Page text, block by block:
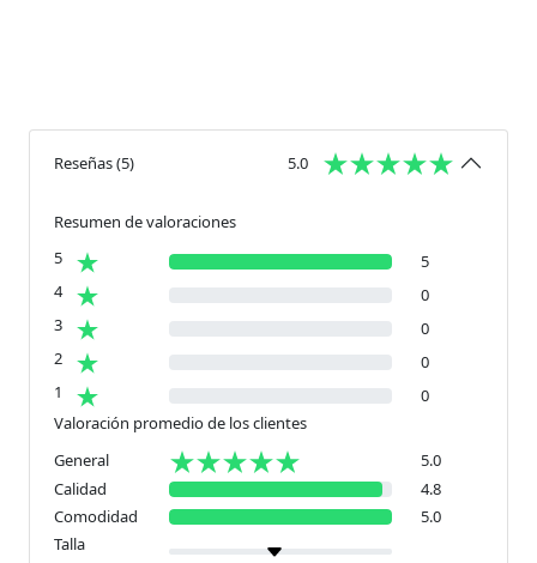
Reseñas(5) 5.0
Resumen de valoraciones
5
5
4
0
3
0
2
0
1
0
Valoración promedio de los clientes
General
5.0
Calidad
4.8
Comodidad
5.0
Talla